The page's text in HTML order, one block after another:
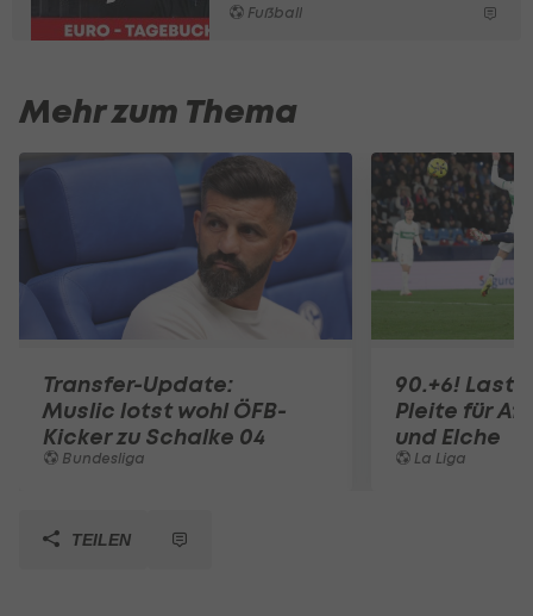
Fußball
Mehr zum Thema
Transfer-Update:
Muslic lotst wohl ÖFB-
Kicker zu Schalke 04
Bundesliga
90.+6!
Pleite für
und Elche
La Liga
TEILEN